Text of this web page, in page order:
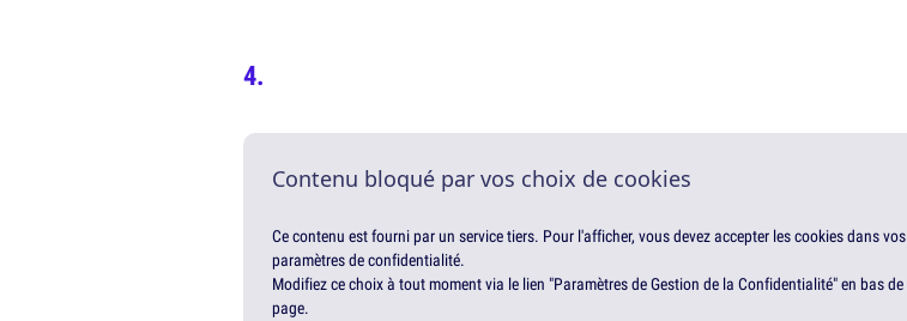
Contenu bloqué par vos choix de cookies
Ce contenu est fourni par un service tiers. Pour l'afficher, vous devez accepter les cookies dans vos
paramètres de confidentialité.
Modifiez ce choix à tout moment via le lien "Paramètres de Gestion de la Confidentialité" en bas de
page.